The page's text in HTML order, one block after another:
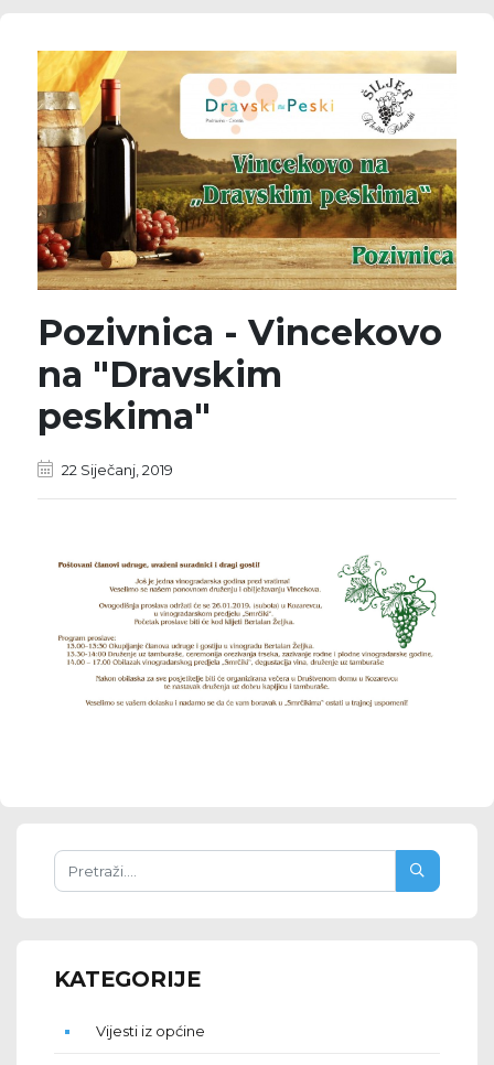
Pozivnica - Vincekovo
na "Dravskim
peskima"
22 Siječanj, 2019
KATEGORIJE
Vijesti iz općine